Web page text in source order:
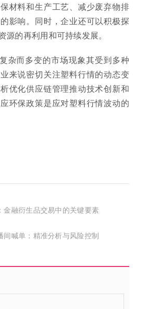
材料和生产工艺、减少废弃物排
影响。同时，企业还可以积极探
源的再利用和可持续发展。
杂而多变的市场现象其受到多种
来说密切关注塑料行情的动态变
优化供应链管理推动技术创新和
环保政策是应对塑料行情波动的
金融衍生品交易中的关键要素
间喊单：精准分析与风险控制